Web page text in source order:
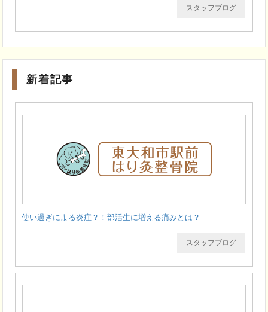
スタッフブログ
新着記事
使い過ぎによる炎症？！部活生に増える痛みとは？
スタッフブログ